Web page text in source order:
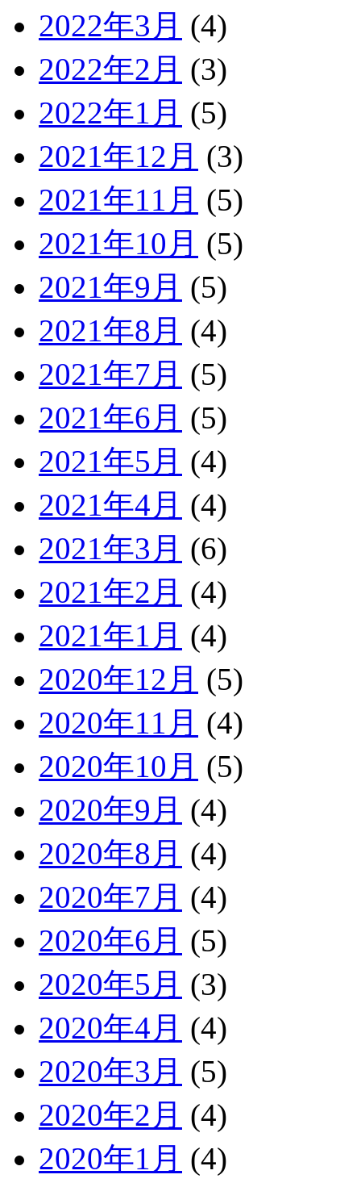
2022年3月 (4)
2022年2月 (3)
2022年1月 (5)
2021年12月 (3)
2021年11月 (5)
2021年10月 (5)
2021年9月 (5)
2021年8月 (4)
2021年7月 (5)
2021年6月 (5)
2021年5月 (4)
2021年4月 (4)
2021年3月 (6)
2021年2月 (4)
2021年1月 (4)
2020年12月 (5)
2020年11月 (4)
2020年10月 (5)
2020年9月 (4)
2020年8月 (4)
2020年7月 (4)
2020年6月 (5)
2020年5月 (3)
2020年4月 (4)
2020年3月 (5)
2020年2月 (4)
2020年1月 (4)